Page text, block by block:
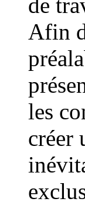
de
Afin
les
créer